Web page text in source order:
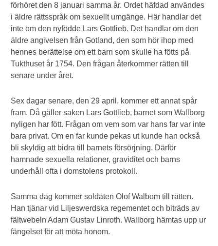
förhöret den 8 januari samma år. Ordet häfdad användes
i äldre rättsspråk om sexuellt umgänge. Här handlar det
inte om den nyfödde Lars Gottlieb. Det handlar om den
äldre angivelsen från Gotland, den som hör ihop med
hennes berättelse om ett barn som skulle ha fötts på
Tukthuset år 1754. Den frågan återkommer rätten till
senare under året.
Sex dagar senare, den 29 april, kommer ett annat spår
fram. Då gäller saken Lars Gottlieb, barnet som Wallborg
nyligen har fött. Frågan om vem som var hans far var inte
bara privat. Om en far kunde pekas ut kunde han också
bli skyldig att bidra till barnets försörjning. Därför
hamnade sexuella relationer, graviditet och barns
underhåll ofta i domstolens protokoll.
Samma dag kommer soldaten Olof Walbom till rätten.
Han tjänar vid Liljeswerdska regementet och biträds av
fältwebeln Adam Gustav Linroth. Wallborg hämtas upp ur
fängelset för att möta honom.